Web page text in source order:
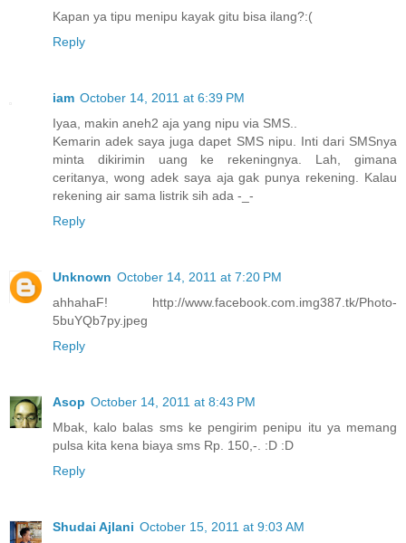
Kapan ya tipu menipu kayak gitu bisa ilang?:(
Reply
iam October 14, 2011 at 6:39 PM
Iyaa, makin aneh2 aja yang nipu via SMS..
Kemarin adek saya juga dapet SMS nipu. Inti dari SMSnya
minta dikirimin uang ke rekeningnya. Lah, gimana
ceritanya, wong adek saya aja gak punya rekening. Kalau
rekening air sama listrik sih ada -_-
Reply
Unknown October 14, 2011 at 7:20 PM
ahhahaF! http://www.facebook.com.img387.tk/Photo-
5buYQb7py.jpeg
Reply
Asop October 14, 2011 at 8:43 PM
Mbak, kalo balas sms ke pengirim penipu itu ya memang
pulsa kita kena biaya sms Rp. 150,-. :D :D
Reply
Shudai Ajlani October 15, 2011 at 9:03 AM